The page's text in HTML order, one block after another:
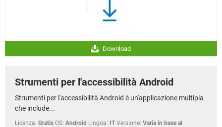
Download
Strumenti per l'accessibilità Android
Strumenti per l'accessibilità Android è un'applicazione multipla
che include...
Licenza: Gratis OS: Android Lingua: IT Versione: Varia in base al